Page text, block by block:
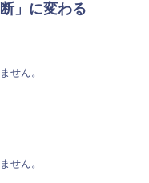
」に変わる
せん。
せん。